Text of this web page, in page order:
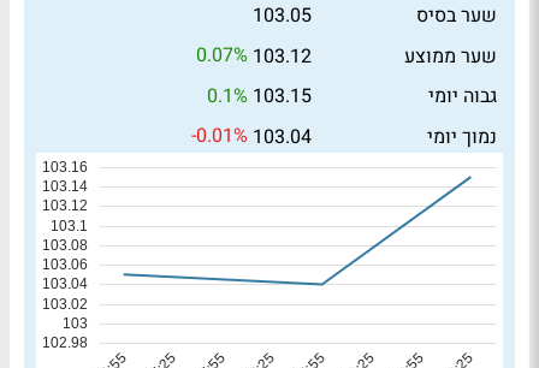
שער בסיס
103.05
שער ממוצע
103.12
0.07%
גבוה יומי
103.15
0.1%
נמוך יומי
103.04
-0.01%